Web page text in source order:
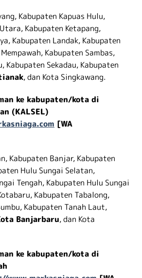
Kabupaten Kapuas Hulu,
Kabupaten Ketapang,
Kabupaten Landak, Kabupaten
Kabupaten Sambas,
Kabupaten Sekadau, Kabupaten
, dan Kota Singkawang.
ke kabupaten/kota di
(KALSEL)
[WA
Kabupaten Banjar, Kabupaten
Hulu Sungai Selatan,
Tengah, Kabupaten Hulu Sungai
Kabupaten Tabalong,
Kabupaten Tanah Laut,
Banjarbaru, dan Kota
ke kabupaten/kota di